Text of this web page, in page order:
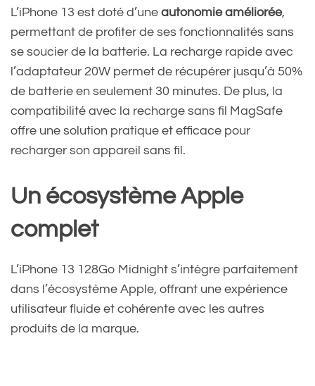
L’iPhone 13 est doté d’une autonomie améliorée,
permettant de profiter de ses fonctionnalités sans
se soucier de la batterie. La recharge rapide avec
l’adaptateur 20W permet de récupérer jusqu’à 50%
de batterie en seulement 30 minutes. De plus, la
compatibilité avec la recharge sans fil MagSafe
offre une solution pratique et efficace pour
recharger son appareil sans fil.
Un écosystème Apple
complet
L’iPhone 13 128Go Midnight s’intègre parfaitement
dans l’écosystème Apple, offrant une expérience
utilisateur fluide et cohérente avec les autres
produits de la marque.